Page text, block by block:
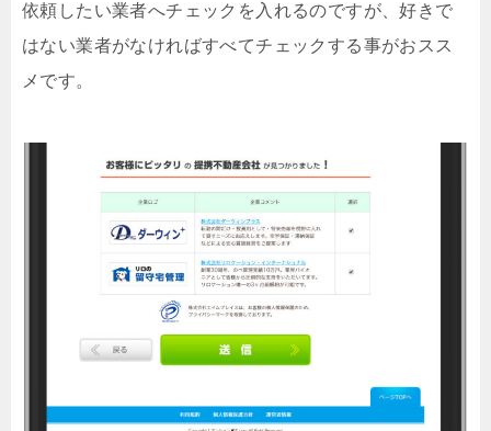
依頼したい業者へチェックを入れるのですが、好きで
はない業者がなければすべてチェックする事がおスス
メです。